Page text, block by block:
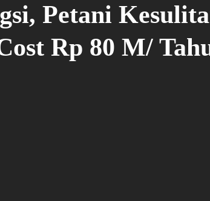
Petani
Rp 80 M/